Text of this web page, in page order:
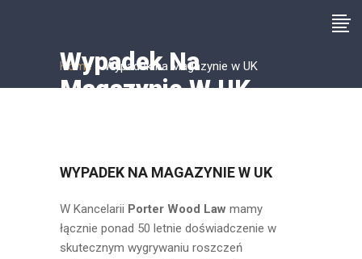
Wypadek Na
Magazynie W UK
Home»Wypadek na Magazynie w UK
WYPADEK NA MAGAZYNIE W UK
W Kancelarii Porter Wood Law mamy
łącznie ponad 50 letnie doświadczenie w
skutecznym wygrywaniu roszczeń